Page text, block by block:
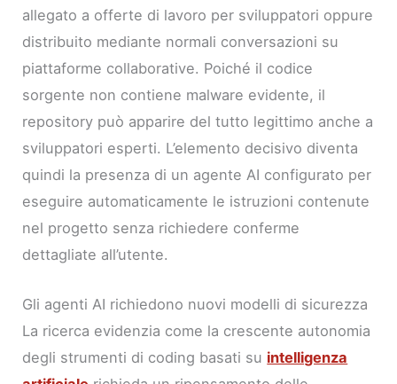
allegato a offerte di lavoro per sviluppatori oppure
distribuito mediante normali conversazioni su
piattaforme collaborative. Poiché il codice
sorgente non contiene malware evidente, il
repository può apparire del tutto legittimo anche a
sviluppatori esperti. L’elemento decisivo diventa
quindi la presenza di un agente AI configurato per
eseguire automaticamente le istruzioni contenute
nel progetto senza richiedere conferme
dettagliate all’utente.
Gli agenti AI richiedono nuovi modelli di sicurezza
La ricerca evidenzia come la crescente autonomia
degli strumenti di coding basati su intelligenza